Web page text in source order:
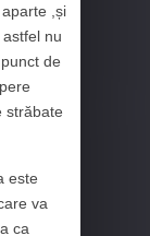
,și
nu
de
străbate
este
va
ca